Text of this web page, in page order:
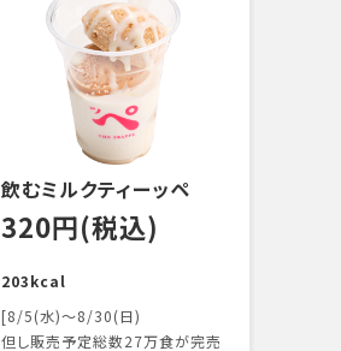
飲むミルクティーッペ
320円(税込)
203kcal
[8/5(水)～8/30(日)
但し販売予定総数27万食が完売